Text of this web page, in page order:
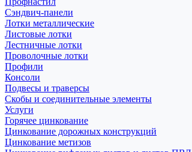
Сэндвич-панели
Лотки металлические
Листовые лотки
Лестничные лотки
Проволочные лотки
Профили
Консоли
Подвесы и траверсы
Скобы и соединительные элементы
Услуги
Горячее цинкование
Цинкование дорожных конструкций
Цинкование метизов